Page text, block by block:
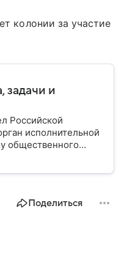
колонии за участие
задачи и
Российской
исполнительной
общественного
обеспечение
министерство, как
Поделиться